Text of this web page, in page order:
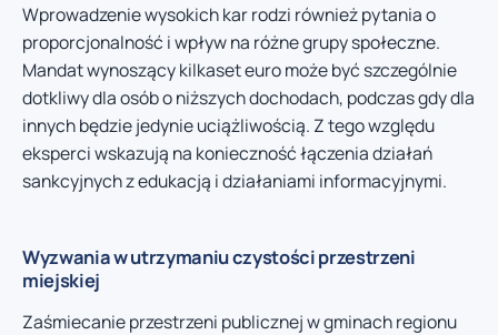
Wprowadzenie wysokich kar rodzi również pytania o
proporcjonalność i wpływ na różne grupy społeczne.
Mandat wynoszący kilkaset euro może być szczególnie
dotkliwy dla osób o niższych dochodach, podczas gdy dla
innych będzie jedynie uciążliwością. Z tego względu
eksperci wskazują na konieczność łączenia działań
sankcyjnych z edukacją i działaniami informacyjnymi.
Wyzwania w utrzymaniu czystości przestrzeni
miejskiej
Zaśmiecanie przestrzeni publicznej w gminach regionu